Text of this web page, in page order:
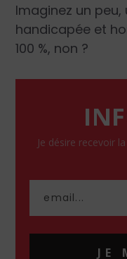
Imaginez un
handicapée et
100 %, non ?
Je désire recevoir
JE